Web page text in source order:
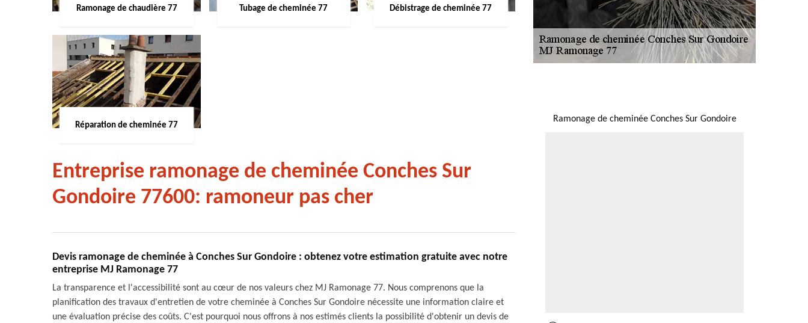
Ramonage de chaudière 77 Tubage de cheminée 77 Débistrage de cheminée 77
Réparation de cheminée 77
Entreprise ramonage de cheminée Conches Sur
Gondoire 77600: ramoneur pas cher
Devis ramonage de cheminée à Conches Sur Gondoire : obtenez votre estimation gratuite avec notre
entreprise MJ Ramonage 77
La transparence et l'accessibilité sont au cœur de nos valeurs chez MJ Ramonage 77. Nous comprenons que la
planification des travaux d'entretien de votre cheminée à Conches Sur Gondoire nécessite une information claire et
une évaluation précise des coûts. C'est pourquoi nous offrons à nos estimés clients la possibilité d'obtenir un devis de
Ramonage de cheminée Conches Sur Gondoire